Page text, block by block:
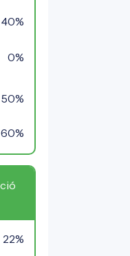
40%
0%
50%
60%
22%